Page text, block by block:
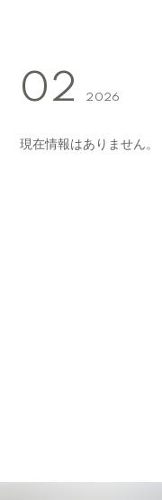
02 2026
現在情報はありません。